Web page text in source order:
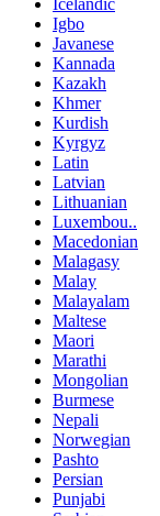
Igbo
Javanese
Kannada
Kazakh
Khmer
Kurdish
Kyrgyz
Latin
Latvian
Lithuanian
Luxembou..
Macedonian
Malagasy
Malay
Malayalam
Maltese
Maori
Marathi
Mongolian
Burmese
Nepali
Norwegian
Pashto
Persian
Punjabi